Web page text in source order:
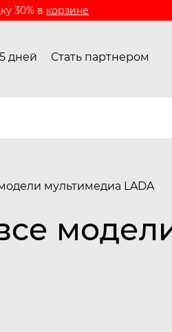
30% в корзине
дней Стать партнером
мультимедиа LADA